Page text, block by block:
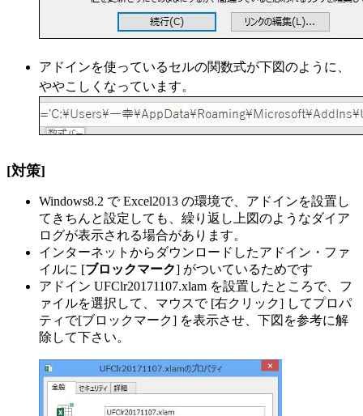
アドインを使っているセルの関数式が下図のように、
ややこしくなっています。
[対策]
Windows8.2 で Excel2013 の環境で、アドインを設置し
てきちんと設定しても、繰り返し上図のようなダイア
ログが表示される場合があります。
インターネットからダウンロードしたアドイン・ファ
イルに [ブロックマーク] がついているためです
アドイン UFClr20171107.xlam を設置したところで、フ
ァイルを選択して、マウスで [右クリック] してプロパ
ティで[ブロックマーク] を表示させ、下図を参考に解
除して下さい。